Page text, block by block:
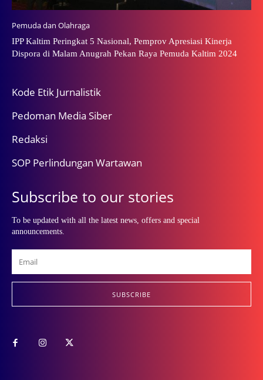
Pemuda dan Olahraga
IPP Kaltim Peringkat 5 Nasional, Pemprov Apresiasi Kinerja
Dispora di Malam Anugrah Pekan Raya Pemuda Kaltim 2024
Kode Etik Jurnalistik
Pedoman Media Siber
Redaksi
SOP Perlindungan Wartawan
Subscribe to our stories
To be updated with all the latest news, offers and special
announcements.
SUBSCRIBE